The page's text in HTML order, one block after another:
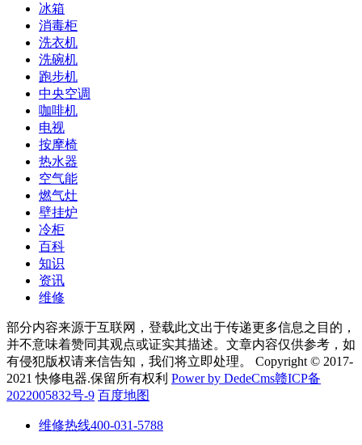
冰箱
消毒柜
洗衣机
洗碗机
跑步机
中央空调
咖啡机
电视
按摩椅
热水器
空气能
燃气灶
壁挂炉
冷柜
百科
知识
资讯
维修
部分内容来源于互联网，登载此文出于传递更多信息之目的，
并不意味着赞同其观点或证实其描述。文章内容仅供参考，如
有侵犯版权请来信告知，我们将立即处理。 Copyright © 2017-
2021 快修电器.保留所有权利 Power by DedeCms赣ICP备
2022005832号-9 百度地图
维修热线400-031-5788